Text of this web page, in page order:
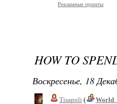
Рекламные принты
HOW TO
Воскресенье, 18
Tisapoli (